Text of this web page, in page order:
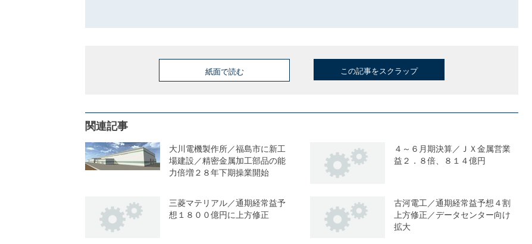
紙面で読む この記事をスクラップ
関連記事
大川電機製作所／福島市に新工
場建設／精密金属加工部品の能
力倍増２８年下期操業開始
４～６月期決算／ＪＸ金属営業
益２．８倍、８１４億円
三菱マテリアル／通期経常益予
想１８００億円に上方修正
古河電工／通期経常益予想４割
上方修正／データセンター向け
拡大